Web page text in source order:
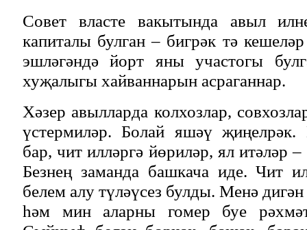
Совет власте вакытында авыл
капиталы булган – бигрәк тә
эшләгәндә йорт яны участогы
хуҗалыгы хайваннарын асраганнар.
Хәзер авылларда колхозлар,
үстермиләр. Болай яшәү җиңелрәк.
бар, чит илләргә йөриләр, ял итәләр
Безнең заманда башкача иде. Чит
белем алу түләүсез булды. Менә
һәм мин аларны гомер буе